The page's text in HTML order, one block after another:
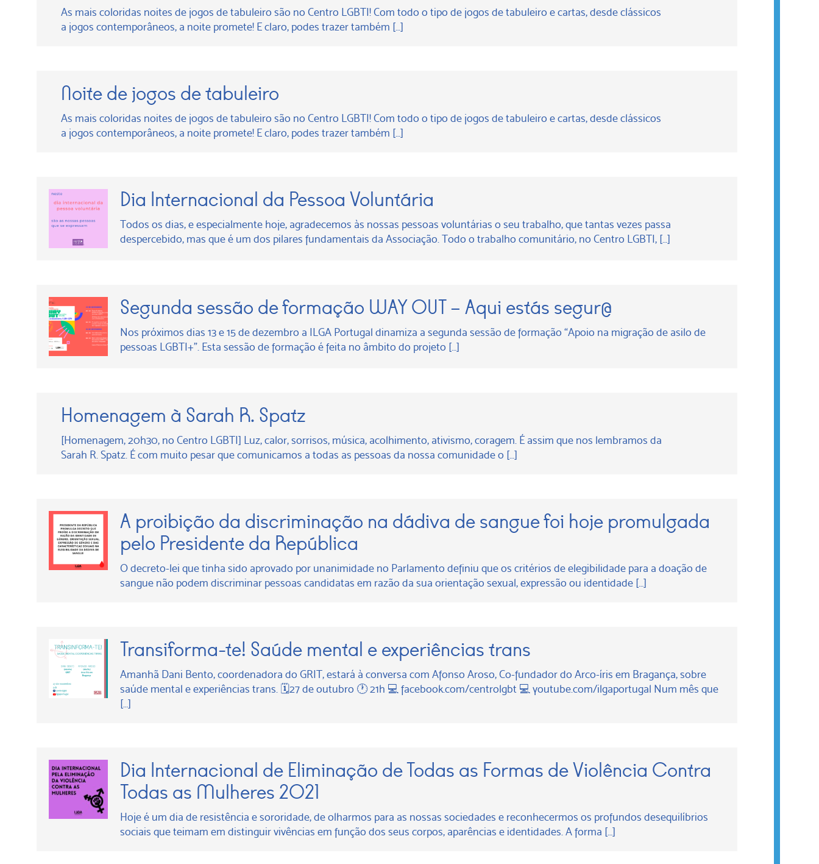
As mais coloridas noites de jogos de tabuleiro são no Centro LGBTI! Com todo o tipo de jogos de tabuleiro e cartas, desde clássicos
a jogos contemporâneos, a noite promete! E claro, podes trazer também […]
Noite de jogos de tabuleiro
As mais coloridas noites de jogos de tabuleiro são no Centro LGBTI! Com todo o tipo de jogos de tabuleiro e cartas, desde clássicos
a jogos contemporâneos, a noite promete! E claro, podes trazer também […]
Dia Internacional da Pessoa Voluntária
Todos os dias, e especialmente hoje, agradecemos às nossas pessoas voluntárias o seu trabalho, que tantas vezes passa
despercebido, mas que é um dos pilares fundamentais da Associação. Todo o trabalho comunitário, no Centro LGBTI, […]
Segunda sessão de formação WAY OUT – Aqui estás segur@
Nos próximos dias 13 e 15 de dezembro a ILGA Portugal dinamiza a segunda sessão de formação “Apoio na migração de asilo de
pessoas LGBTI+”. Esta sessão de formação é feita no âmbito do projeto […]
Homenagem à Sarah R. Spatz
[Homenagem, 20h30, no Centro LGBTI] Luz, calor, sorrisos, música, acolhimento, ativismo, coragem. É assim que nos lembramos da
Sarah R. Spatz. É com muito pesar que comunicamos a todas as pessoas da nossa comunidade o […]
A proibição da discriminação na dádiva de sangue foi hoje promulgada
pelo Presidente da República
O decreto-lei que tinha sido aprovado por unanimidade no Parlamento definiu que os critérios de elegibilidade para a doação de
sangue não podem discriminar pessoas candidatas em razão da sua orientação sexual, expressão ou identidade […]
Transiforma-te! Saúde mental e experiências trans
Amanhã Dani Bento, coordenadora do GRIT, estará à conversa com Afonso Aroso, Co-fundador do Arco-íris em Bragança, sobre
saúde mental e experiências trans. 🗓️27 de outubro 🕐 21h 💻 facebook.com/centrolgbt 💻 youtube.com/ilgaportugal Num mês que
[…]
Dia Internacional de Eliminação de Todas as Formas de Violência Contra
Todas as Mulheres 2021
Hoje é um dia de resistência e sororidade, de olharmos para as nossas sociedades e reconhecermos os profundos desequilíbrios
sociais que teimam em distinguir vivências em função dos seus corpos, aparências e identidades. A forma […]